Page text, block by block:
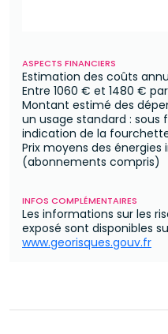
ASPECTS FINANCIERS
Estimation des coûts
Entre 1060 € et 1480 €
Montant estimé des
un usage standard :
indication de la
Prix moyens des énergies
(abonnements compris)
INFOS COMPLÉMENTAIRES
Les informations sur les
exposé sont disponibles
www.georisques.gouv.fr